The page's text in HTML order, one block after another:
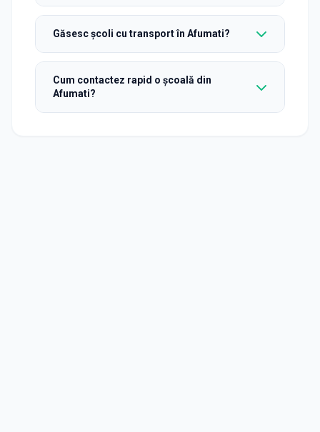
Găsesc școli cu transport în Afumati?
Cum contactez rapid o școală din
Afumati?